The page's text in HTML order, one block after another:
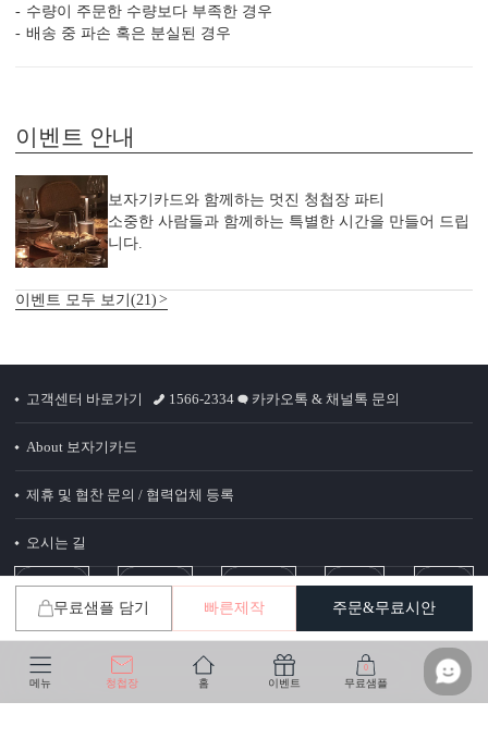
메뉴 청첩장 홈 이벤트
0
무료샘플
청첩장 ‘더’ 할인받는 법
수량이 주문한 수량보다 부족한 경우
배송 중 파손 혹은 분실된 경우
이벤트 안내
보자기카드와 함께하는 멋진 청첩장 파티
소중한 사람들과 함께하는 특별한 시간을 만들어 드립
니다.
이벤트 모두 보기(21)
무료샘플 담기 빠른제작 주문&무료시안
고객센터 바로가기 1566-2334 카카오톡 & 채널톡 문의
About 보자기카드
제휴 및 협찬 문의 / 협력업체 등록
오시는 길
(주)비플스 사업자 정보